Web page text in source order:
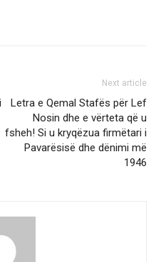
Next article
Letra e Qemal Stafës për Lef
Nosin dhe e vërteta që u
fsheh! Si u kryqëzua firmëtari i
Pavarësisë dhe dënimi më
1946